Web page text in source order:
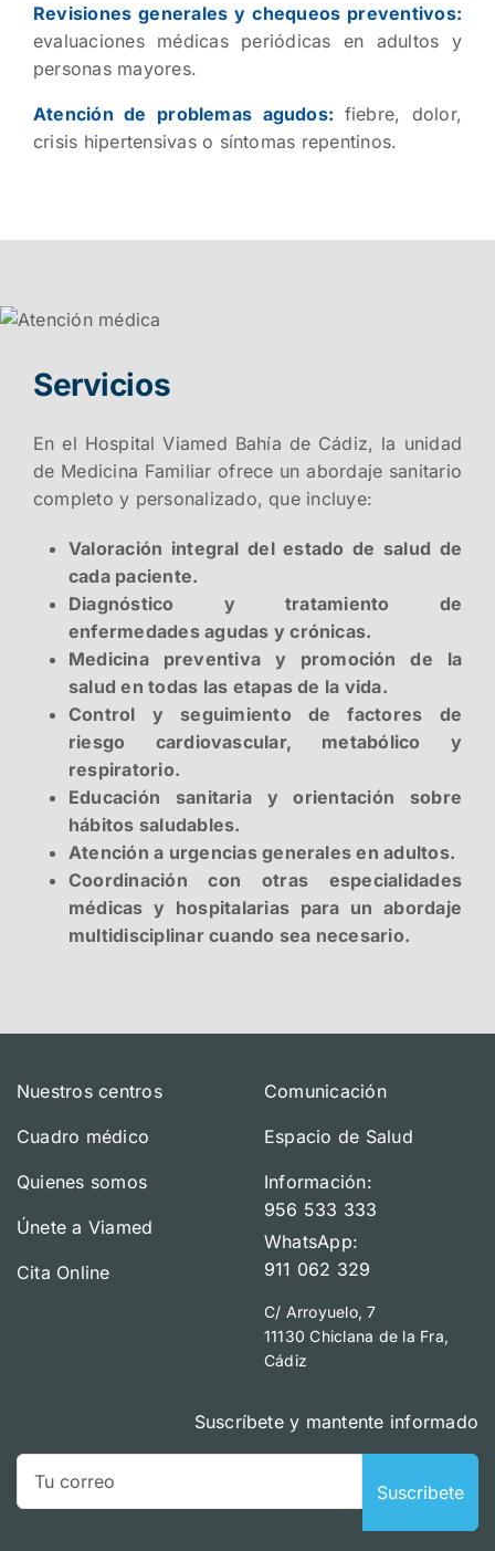
Revisiones generales y chequeos preventivos:
evaluaciones médicas periódicas en adultos y
personas mayores.
Atención de problemas agudos: fiebre, dolor,
crisis hipertensivas o síntomas repentinos.
Servicios
En el Hospital Viamed Bahía de Cádiz, la unidad
de Medicina Familiar ofrece un abordaje sanitario
completo y personalizado, que incluye:
Valoración integral del estado de salud de
cada paciente.
Diagnóstico y tratamiento de
enfermedades agudas y crónicas.
Medicina preventiva y promoción de la
salud en todas las etapas de la vida.
Control y seguimiento de factores de
riesgo cardiovascular, metabólico y
respiratorio.
Educación sanitaria y orientación sobre
hábitos saludables.
Atención a urgencias generales en adultos.
Coordinación con otras especialidades
médicas y hospitalarias para un abordaje
multidisciplinar cuando sea necesario.
Nuestros centros
Cuadro médico
Quienes somos
Únete a Viamed
Cita Online
Comunicación
Espacio de Salud
Información:
956 533 333
WhatsApp:
911 062 329
C/ Arroyuelo, 7
11130 Chiclana de la Fra,
Cádiz
Suscríbete y mantente informado
Suscribete